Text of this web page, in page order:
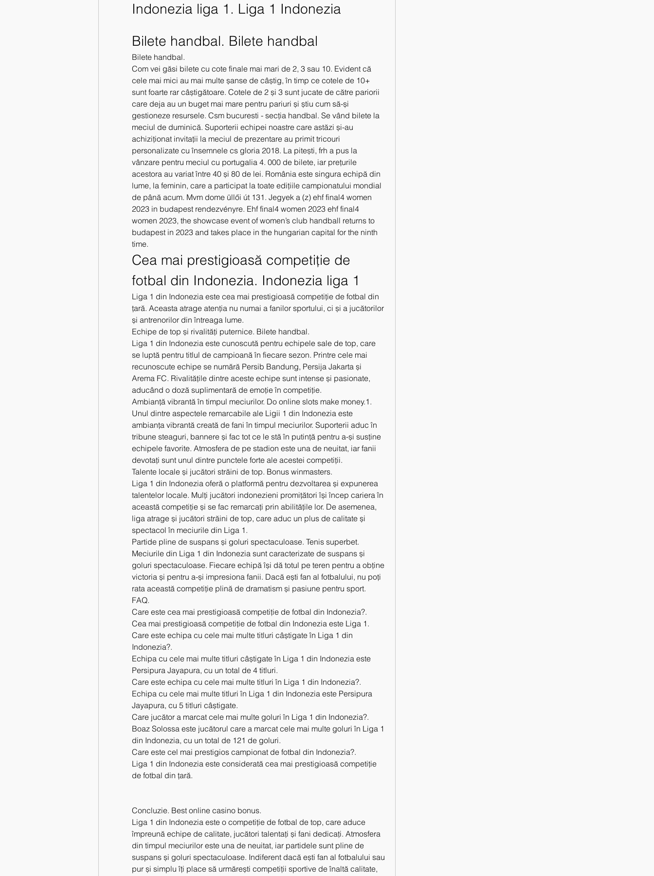
Indonezia liga 1. Liga 1 Indonezia
Bilete handbal. Bilete handbal
Bilete handbal.
Com vei găsi bilete cu cote finale mai mari de 2, 3 sau 10. Evident că
cele mai mici au mai multe șanse de câștig, în timp ce cotele de 10+
sunt foarte rar câștigătoare. Cotele de 2 și 3 sunt jucate de către pariorii
care deja au un buget mai mare pentru pariuri și știu cum să-și
gestioneze resursele. Csm bucuresti - secția handbal. Se vând bilete la
meciul de duminică. Suporterii echipei noastre care astăzi și-au
achiziționat invitații la meciul de prezentare au primit tricouri
personalizate cu însemnele cs gloria 2018. La pitești, frh a pus la
vânzare pentru meciul cu portugalia 4. 000 de bilete, iar prețurile
acestora au variat între 40 și 80 de lei. România este singura echipă din
lume, la feminin, care a participat la toate edițiile campionatului mondial
de până acum. Mvm dome üllői út 131. Jegyek a (z) ehf final4 women
2023 in budapest rendezvényre. Ehf final4 women 2023 ehf final4
women 2023, the showcase event of women’s club handball returns to
budapest in 2023 and takes place in the hungarian capital for the ninth
time.
Cea mai prestigioasă competiție de
fotbal din Indonezia. Indonezia liga 1
Liga 1 din Indonezia este cea mai prestigioasă competiție de fotbal din
țară. Aceasta atrage atenția nu numai a fanilor sportului, ci și a jucătorilor
și antrenorilor din întreaga lume.
Echipe de top și rivalități puternice. Bilete handbal.
Liga 1 din Indonezia este cunoscută pentru echipele sale de top, care
se luptă pentru titlul de campioană în fiecare sezon. Printre cele mai
recunoscute echipe se numără Persib Bandung, Persija Jakarta și
Arema FC. Rivalitățile dintre aceste echipe sunt intense și pasionate,
aducând o doză suplimentară de emoție în competiție.
Ambianță vibrantă în timpul meciurilor. Do online slots make money.1.
Unul dintre aspectele remarcabile ale Ligii 1 din Indonezia este
ambianța vibrantă creată de fani în timpul meciurilor. Suporterii aduc în
tribune steaguri, bannere și fac tot ce le stă în putință pentru a-și susține
echipele favorite. Atmosfera de pe stadion este una de neuitat, iar fanii
devotați sunt unul dintre punctele forte ale acestei competiții.
Talente locale și jucători străini de top. Bonus winmasters.
Liga 1 din Indonezia oferă o platformă pentru dezvoltarea și expunerea
talentelor locale. Mulți jucători indonezieni promițători își încep cariera în
această competiție și se fac remarcați prin abilitățile lor. De asemenea,
liga atrage și jucători străini de top, care aduc un plus de calitate și
spectacol în meciurile din Liga 1.
Partide pline de suspans și goluri spectaculoase. Tenis superbet.
Meciurile din Liga 1 din Indonezia sunt caracterizate de suspans și
goluri spectaculoase. Fiecare echipă își dă totul pe teren pentru a obține
victoria și pentru a-și impresiona fanii. Dacă ești fan al fotbalului, nu poți
rata această competiție plină de dramatism și pasiune pentru sport.
FAQ.
Care este cea mai prestigioasă competiție de fotbal din Indonezia?.
Cea mai prestigioasă competiție de fotbal din Indonezia este Liga 1.
Care este echipa cu cele mai multe titluri câștigate în Liga 1 din
Indonezia?.
Echipa cu cele mai multe titluri câștigate în Liga 1 din Indonezia este
Persipura Jayapura, cu un total de 4 titluri.
Care este echipa cu cele mai multe titluri în Liga 1 din Indonezia?.
Echipa cu cele mai multe titluri în Liga 1 din Indonezia este Persipura
Jayapura, cu 5 titluri câștigate.
Care jucător a marcat cele mai multe goluri în Liga 1 din Indonezia?.
Boaz Solossa este jucătorul care a marcat cele mai multe goluri în Liga 1
din Indonezia, cu un total de 121 de goluri.
Care este cel mai prestigios campionat de fotbal din Indonezia?.
Liga 1 din Indonezia este considerată cea mai prestigioasă competiție
de fotbal din țară.
Concluzie. Best online casino bonus.
Liga 1 din Indonezia este o competiție de fotbal de top, care aduce
împreună echipe de calitate, jucători talentați și fani dedicați. Atmosfera
din timpul meciurilor este una de neuitat, iar partidele sunt pline de
suspans și goluri spectaculoase. Indiferent dacă ești fan al fotbalului sau
pur și simplu îți place să urmărești competiții sportive de înaltă calitate,